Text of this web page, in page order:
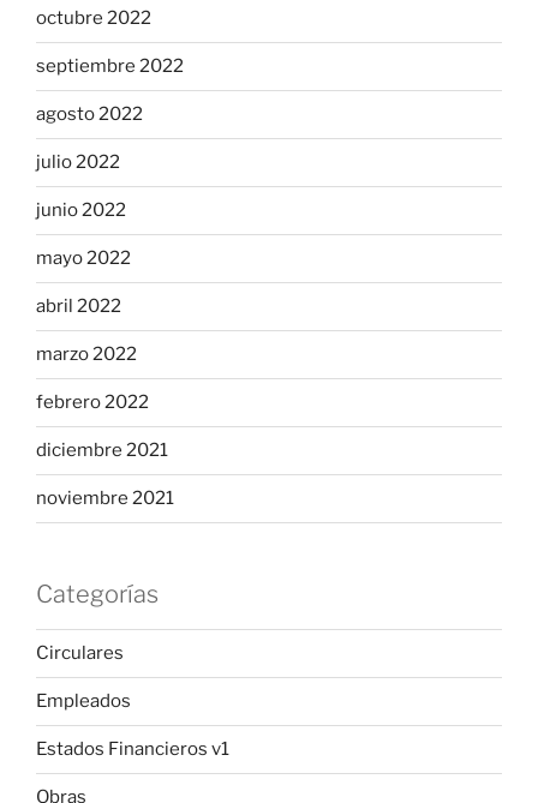
octubre 2022
septiembre 2022
agosto 2022
julio 2022
junio 2022
mayo 2022
abril 2022
marzo 2022
febrero 2022
diciembre 2021
noviembre 2021
Categorías
Circulares
Empleados
Estados Financieros v1
Obras